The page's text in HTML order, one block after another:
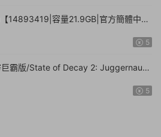
14893419|容量21.9GB|官方簡體中
5
巨霸版/State of Decay 2: Juggernaut
5